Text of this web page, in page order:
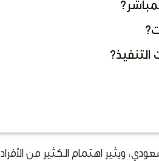
التنفيذ؟
ويثير اهتمام الكثير من الأفراد